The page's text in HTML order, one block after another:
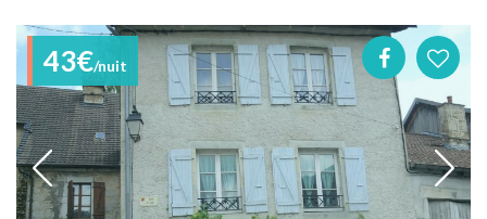
43€/nuit